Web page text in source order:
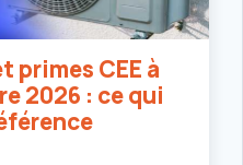
primes CEE à
2026 : ce qui